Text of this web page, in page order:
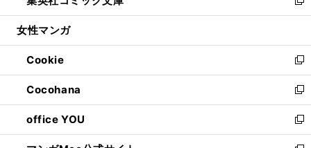
開
ウ
開
く
ン
ウ
で
開
く
い
ウ
ン
ド
ウ
で
開
く
新
し
ウ
ィ
ン
ド
ウ
で
開
女性マンガ
Cookie
新
し
い
ウ
ィ
ン
Cocohana
新
し
い
ウ
office YOU
新
し